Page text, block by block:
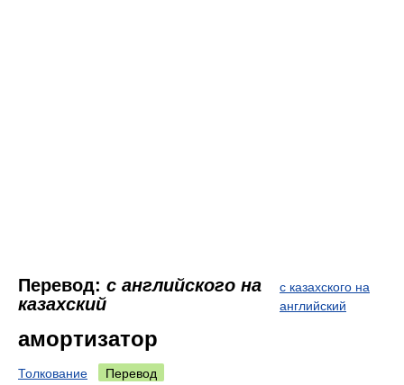
Перевод: с английского на
казахский
с казахского на
английский
амортизатор
Толкование Перевод